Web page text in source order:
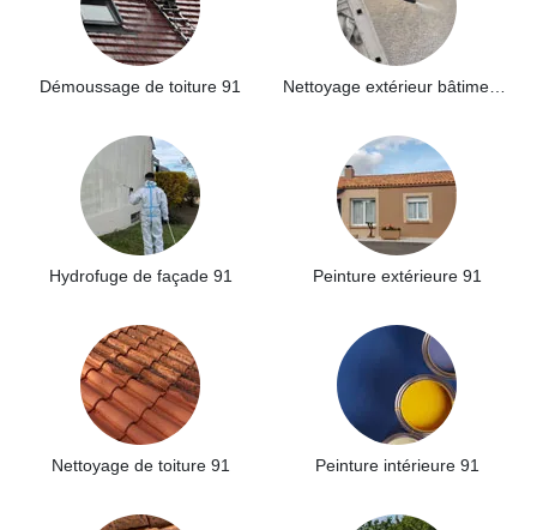
Démoussage de toiture 91
Hydrofuge de façade 91 Peinture extérieure 91
Nettoyage de toiture 91 Peinture intérieure 91